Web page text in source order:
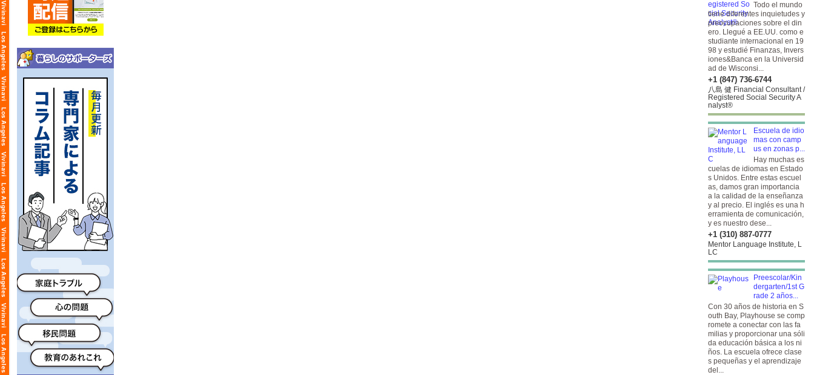
Todo el mundo
tiene diferentes inquietudes y
preocupaciones sobre el din
ero. Llegué a EE.UU. como e
studiante internacional en 19
98 y estudié Finanzas, Invers
iones&Banca en la Universid
ad de Wisconsi...
+1 (847) 736-6744
八島 健 Financial Consultant /
Registered Social Security A
nalyst®
Escuela de idio
mas con camp
us en zonas p...
Hay muchas es
cuelas de idiomas en Estado
s Unidos. Entre estas escuel
as, damos gran importancia
a la calidad de la enseñanza
y al precio. El inglés es una h
erramienta de comunicación,
y es nuestro dese...
+1 (310) 887-0777
Mentor Language Institute, L
LC
Preescolar/Kin
dergarten/1st G
rade 2 años...
Con 30 años de historia en S
outh Bay, Playhouse se comp
romete a conectar con las fa
milias y proporcionar una sóli
da educación básica a los ni
ños. La escuela ofrece clase
s pequeñas y el aprendizaje
del...